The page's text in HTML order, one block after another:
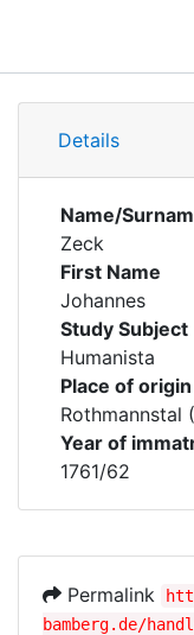
Details
Name/
Zeck
First Name
Johannes
Study Subject
Humanista
Place of origin
Rothmannstal
Year of
1761/62
Permalink
bamberg.de/